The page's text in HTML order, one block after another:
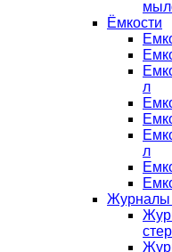
Ёмкости
л
л
Журналы